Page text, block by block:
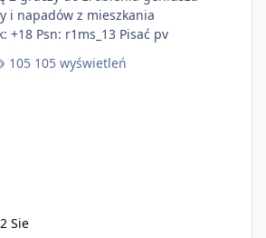
i napadów z mieszkania
+18 Psn: r1ms_13 Pisać pv
105 wyświetleń
2 Sie